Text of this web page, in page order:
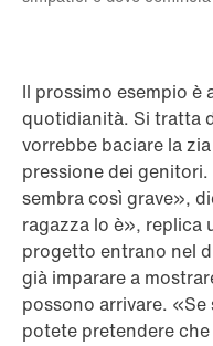
Il prossimo esempio
quotidianità. Si tratta
vorrebbe baciare la
pressione dei
sembra così grave»,
ragazza lo è», replica
progetto entrano nel
già imparare a
possono arrivare.
potete pretendere